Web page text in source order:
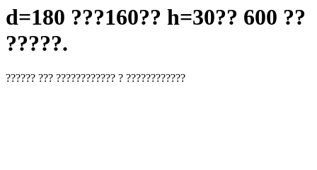
d=180 ???160?? h=30?? 600 ??
?????.
?????? ??? ???????????? ? ????????????